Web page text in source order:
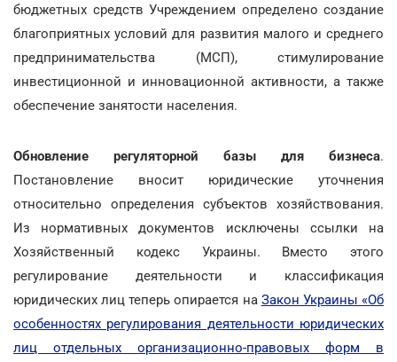
бюджетных средств Учреждением определено создание
благоприятных условий для развития малого и среднего
предпринимательства (МСП), стимулирование
инвестиционной и инновационной активности, а также
обеспечение занятости населения.
Обновление регуляторной базы для бизнеса.
Постановление вносит юридические уточнения
относительно определения субъектов хозяйствования.
Из нормативных документов исключены ссылки на
Хозяйственный кодекс Украины. Вместо этого
регулирование деятельности и классификация
юридических лиц теперь опирается на Закон Украины «Об
особенностях регулирования деятельности юридических
лиц отдельных организационно-правовых форм в